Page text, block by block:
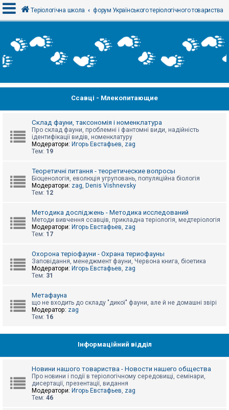
х
і
т
р
а
б
е
д
п
о
е
й
А
и
т
Теріологічна школа форум Українського теріологічного товариства
Ссавці - Млекопитающие
Склад фауни, таксономія і номенклатура
Про склад фауни, проблемні і фантомні види, надійність
ідентифікації видів, номенклатуру
Модератори: Игорь Евстафьев, zag
Тем: 19
Теоретичні питання - теоретические вопросы
Біоценологія, еволюція угруповань, популяційна біологія
Модератори: zag, Denis Vishnevsky
Тем: 12
Методика досліджень - Методика исследований
Методи вивчення ссавців, прикладна теріологія, медтеріологія
Модератори: Игорь Евстафьев, zag
Тем: 17
Охорона теріофауни - Охрана териофауны
Заповідання, менеджмент фауни, Червона книга, біоетика
Модератори: Игорь Евстафьев, zag
Тем: 31
Метафауна
що не входить до складу "дикої" фауни, але й не домашні звірі
Модератор: zag
Тем: 16
Інформаційний відділ
Новини нашого товариства - Новости нашего общества
Про новини і події в теріологічному середовищі, семінари,
дисертації, презентації, видання
Модератори: Игорь Евстафьев, zag
Тем: 46